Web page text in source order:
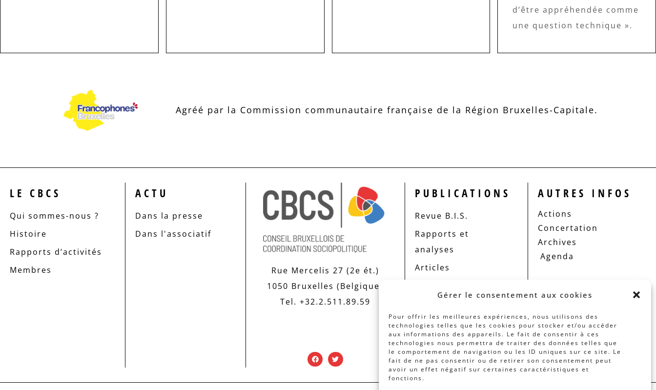
Gérer le consentement aux cookies
Pour offrir les meilleures expériences, nous utilisons des
technologies telles que les cookies pour stocker et/ou accéder
aux informations des appareils. Le fait de consentir à ces
technologies nous permettra de traiter des données telles que
le comportement de navigation ou les ID uniques sur ce site. Le
fait de ne pas consentir ou de retirer son consentement peut
avoir un effet négatif sur certaines caractéristiques et
fonctions.
d’être appréhendée comme
une question technique ».
Agréé par la Commission communautaire française de la Région Bruxelles-Capitale.
LE CBCS
Qui sommes-nous ?
Histoire
Rapports d’activités
Membres
ACTU
Dans la presse
Dans l'associatif
Rue Mercelis 27 (2e ét.)
1050 Bruxelles (Belgique)
Tel. +32.2.511.89.59
PUBLICATIONS
Revue B.I.S.
Rapports et
analyses
Articles
AUTRES INFOS
Actions
Concertation
Archives
Agenda